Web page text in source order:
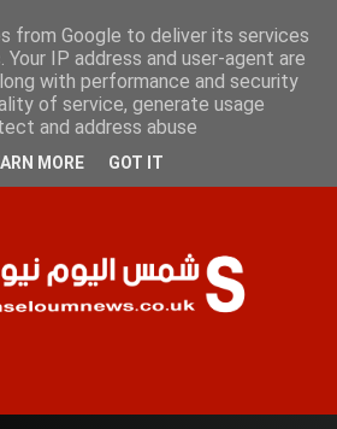
الخميس 6 أغسطس 2026
الصفحات
from Google to deliver its services
IP address and user-agent are
with performance and security
of service, generate usage
and address abuse.
MORE GOT IT